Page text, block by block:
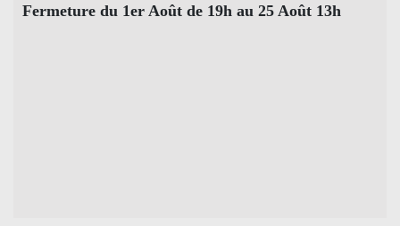
Fermeture du 1er Août de 19h au 25 Août 13h